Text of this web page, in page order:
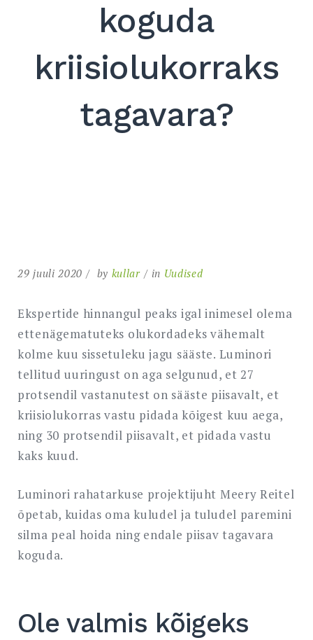
koguda
kriisiolukorraks
tagavara?
29 juuli 2020 by kullar in Uudised
Ekspertide hinnangul peaks igal inimesel olema
ettenägematuteks olukordadeks vähemalt
kolme kuu sissetuleku jagu sääste. Luminori
tellitud uuringust on aga selgunud, et 27
protsendil vastanutest on sääste piisavalt, et
kriisiolukorras vastu pidada kõigest kuu aega,
ning 30 protsendil piisavalt, et pidada vastu
kaks kuud.
Luminori rahatarkuse projektijuht Meery Reitel
õpetab, kuidas oma kuludel ja tuludel paremini
silma peal hoida ning endale piisav tagavara
koguda.
Ole valmis kõigeks